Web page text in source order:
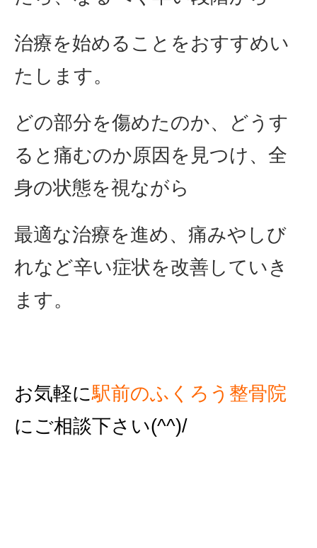
治療を始めることをおすすめい
たします。
どの部分を傷めたのか、どうす
ると痛むのか原因を見つけ、全
身の状態を視ながら
最適な治療を進め、痛みやしび
れなど辛い症状を改善していき
ます。
お気軽に駅前のふくろう整骨院
にご相談下さい(^^)/